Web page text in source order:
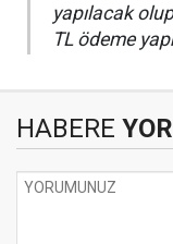
yapılacak
TL ödeme
HABERE